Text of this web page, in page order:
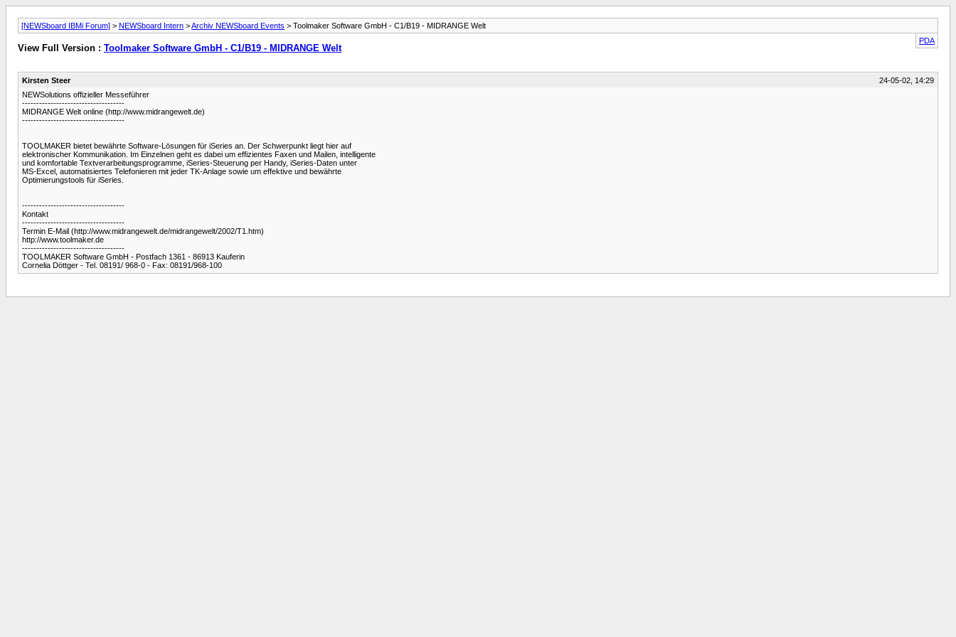
[NEWSboard IBMi Forum] > NEWSboard Intern >Archiv NEWSboard Events > Toolmaker Software GmbH - C1/B19 - MIDRANGE Welt
PDA
View Full Version : Toolmaker Software GmbH - C1/B19 - MIDRANGE Welt
Kirsten Steer
24-05-02, 14:29
NEWSolutions offizieller Messeführer
------------------------------------
MIDRANGE Welt online (http://www.midrangewelt.de)
------------------------------------
TOOLMAKER bietet bewährte Software-Lösungen für iSeries an. Der Schwerpunkt liegt hier auf
elektronischer Kommunikation. Im Einzelnen geht es dabei um effizientes Faxen und Mailen, intelligente
und komfortable Textverarbeitungsprogramme, iSeries-Steuerung per Handy, iSeries-Daten unter
MS-Excel, automatisiertes Telefonieren mit jeder TK-Anlage sowie um effektive und bewährte
Optimierungstools für iSeries.
------------------------------------
Kontakt
------------------------------------
Termin E-Mail (http://www.midrangewelt.de/midrangewelt/2002/T1.htm)
http://www.toolmaker.de
------------------------------------
TOOLMAKER Software GmbH - Postfach 1361 - 86913 Kauferin
Cornelia Döttger - Tel. 08191/ 968-0 - Fax: 08191/968-100